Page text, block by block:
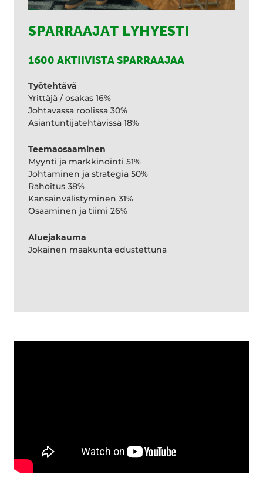
SPARRAAJAT LYHYESTI
1600 AKTIIVISTA SPARRAAJAA
Työtehtävä
Yrittäjä / osakas 16%
Johtavassa roolissa 30%
Asiantuntijatehtävissä 18%
Teemaosaaminen
Myynti ja markkinointi 51%
Johtaminen ja strategia 50%
Rahoitus 38%
Kansainvälistyminen 31%
Osaaminen ja tiimi 26%
Aluejakauma
Jokainen maakunta edustettuna